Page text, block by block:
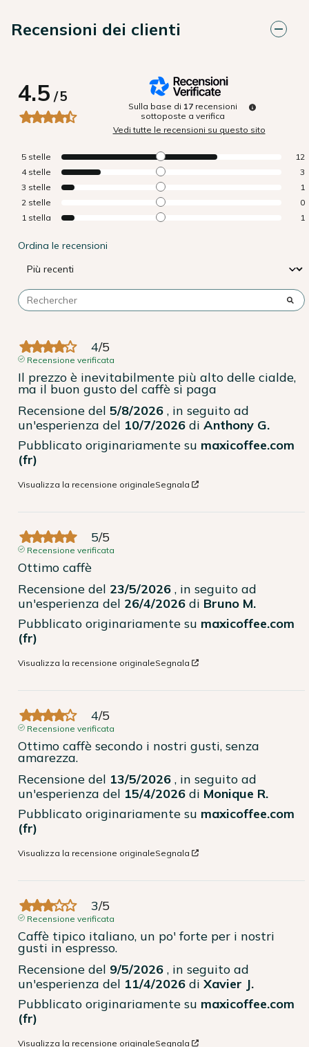
Recensioni dei clienti
4.5/5
Sulla base di 17 recensioni
sottoposte a verifica
Vedi tutte le recensioni su questo sito
5 stelle
12
4 stelle
3
3 stelle
1
2 stelle
0
1 stella 1
Ordina le recensioni
4/5
Recensione verificata
Il prezzo è inevitabilmente più alto delle cialde,
ma il buon gusto del caffè si paga
Recensione del 5/8/2026 , in seguito ad
un'esperienza del 10/7/2026 di Anthony G.
Pubblicato originariamente su maxicoffee.com
(fr)
Visualizza la recensione originaleSegnala
5/5
Recensione verificata
Ottimo caffè
Recensione del 23/5/2026 , in seguito ad
un'esperienza del 26/4/2026 di Bruno M.
Pubblicato originariamente su maxicoffee.com
(fr)
Visualizza la recensione originaleSegnala
4/5
Recensione verificata
Ottimo caffè secondo i nostri gusti, senza
amarezza.
Recensione del 13/5/2026 , in seguito ad
un'esperienza del 15/4/2026 di Monique R.
Pubblicato originariamente su maxicoffee.com
(fr)
Visualizza la recensione originaleSegnala
3/5
Recensione verificata
Caffè tipico italiano, un po' forte per i nostri
gusti in espresso.
Recensione del 9/5/2026 , in seguito ad
un'esperienza del 11/4/2026 di Xavier J.
Pubblicato originariamente su maxicoffee.com
(fr)
Visualizza la recensione originaleSegnala